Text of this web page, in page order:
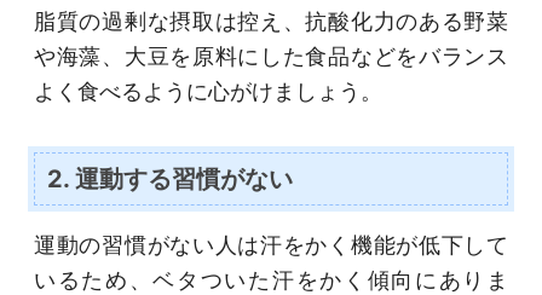
脂質の過剰な摂取は控え、抗酸化力のある野菜
や海藻、大豆を原料にした食品などをバランス
よく食べるように心がけましょう。
2. 運動する習慣がない
運動の習慣がない人は汗をかく機能が低下して
いるため、ベタついた汗をかく傾向にありま